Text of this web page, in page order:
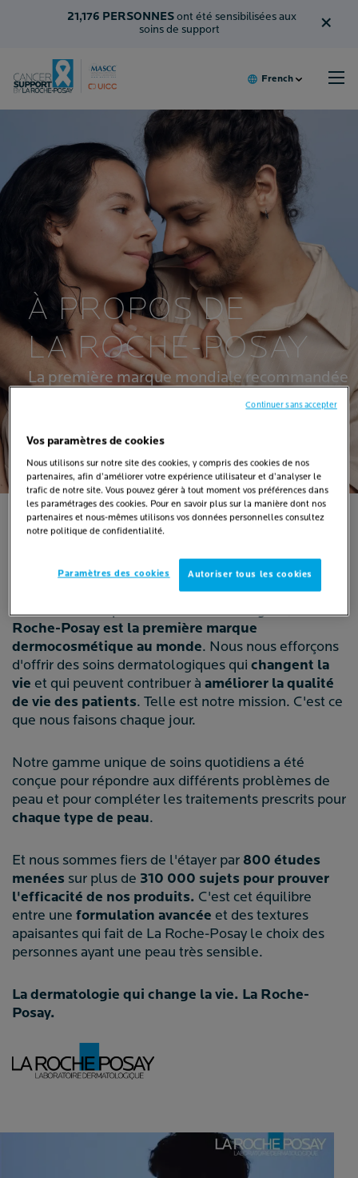
21,176 PERSONNES ont été sensibilisées aux
soins de support
×
JE SUIS UN PATIENT
JE NE SUIS PAS UN PATIENT
QUI SOMMES-NOUS
NOS PARTENAIRES
French
À PROPOS DE
LA ROCHE-POSAY
La première marque mondiale recommandée
par les dermatologues offre des soins qui
QUI SOMMES-NOUS
Recommandée par 100 000 dermatologues,La
Roche-Posay est la première marque
dermocosmétique au monde. Nous nous efforçons
d'offrir des soins dermatologiques qui changent la
vie et qui peuvent contribuer à améliorer la qualité
de vie des patients. Telle est notre mission. C'est ce
que nous faisons chaque jour.
Notre gamme unique de soins quotidiens a été
conçue pour répondre aux différents problèmes de
peau et pour compléter les traitements prescrits pour
chaque type de peau.
Et nous sommes fiers de l'étayer par 800 études
menées sur plus de 310 000 sujets pour prouver
l'efficacité de nos produits. C'est cet équilibre
entre une formulation avancée et des textures
apaisantes qui fait de La Roche-Posay le choix des
personnes ayant une peau très sensible.
La dermatologie qui change la vie. La Roche-
Posay.
Vos paramètres de cookies
Nous utilisons sur notre site des cookies, y compris des cookies de nos
partenaires, afin d’améliorer votre expérience utilisateur et d’analyser le
trafic de notre site. Vous pouvez gérer à tout moment vos préférences dans
les paramétrages des cookies. Pour en savoir plus sur la manière dont nos
partenaires et nous-mêmes utilisons vos données personnelles consultez
notre politique de confidentialité.
Paramètres des cookies Autoriser tous les cookies
Continuer sans accepter